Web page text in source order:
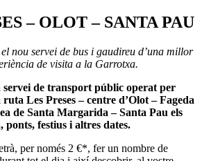
– OLOT – SANTA PAU
nou servei de bus i gaudireu d’una millor
de visita a la Garrotxa.
de transport públic operat per
Les Preses – centre d’Olot – Fageda
de Santa Margarida – Santa Pau els
ponts, festius i altres dates.
per només 2 €*, fer un nombre de